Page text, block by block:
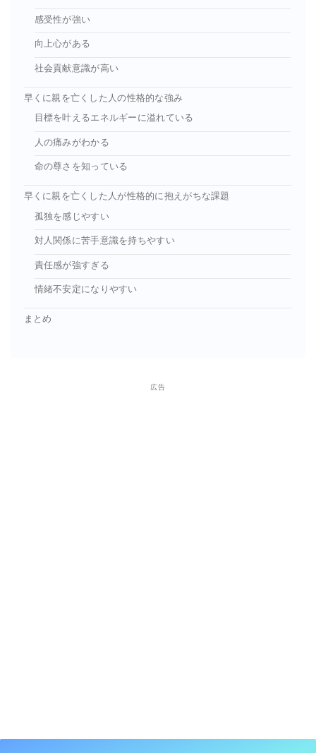
感受性が強い
向上心がある
社会貢献意識が高い
早くに親を亡くした人の性格的な強み
目標を叶えるエネルギーに溢れている
人の痛みがわかる
命の尊さを知っている
早くに親を亡くした人が性格的に抱えがちな課題
孤独を感じやすい
対人関係に苦手意識を持ちやすい
責任感が強すぎる
情緒不安定になりやすい
まとめ
広告